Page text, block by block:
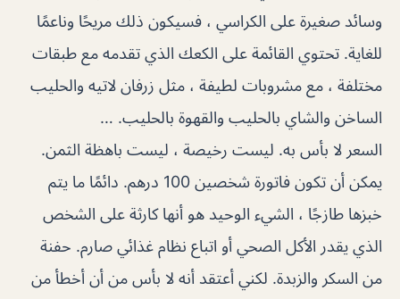
وسائد صغيرة على الكراسي ، فسيكون ذلك مريحًا وناعمًا
للغاية. تحتوي القائمة على الكعك الذي تقدمه مع طبقات
مختلفة ، مع مشروبات لطيفة ، مثل زرفان لاتيه والحليب
الساخن والشاي بالحليب والقهوة بالحليب. …
السعر لا بأس به. ليست رخيصة ، ليست باهظة الثمن.
يمكن أن تكون فاتورة شخصين 100 درهم. دائمًا ما يتم
خبزها طازجًا ، الشيء الوحيد هو أنها كارثة على الشخص
الذي يقدر الأكل الصحي أو اتباع نظام غذائي صارم. حفنة
من السكر والزبدة. لكني أعتقد أنه لا بأس من أن أخطأ من